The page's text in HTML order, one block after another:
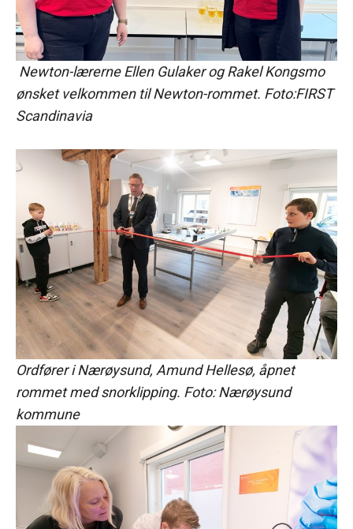
Newton-lærerne Ellen Gulaker og Rakel Kongsmo
ønsket velkommen til Newton-rommet. Foto:FIRST
Scandinavia
Ordfører i Nærøysund, Amund Hellesø, åpnet
rommet med snorklipping. Foto: Nærøysund
kommune